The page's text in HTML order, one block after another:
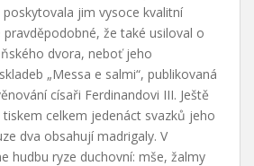
jim vysoce kvalitní
pravděpodobné, že také usiloval o
dvora, neboť jeho
„Messa e salmi“, publikovaná
císaři Ferdinandovi III. Ještě
celkem jedenáct svazků jeho
dva obsahují madrigaly. V
hudbu ryze duchovní: mše, žalmy